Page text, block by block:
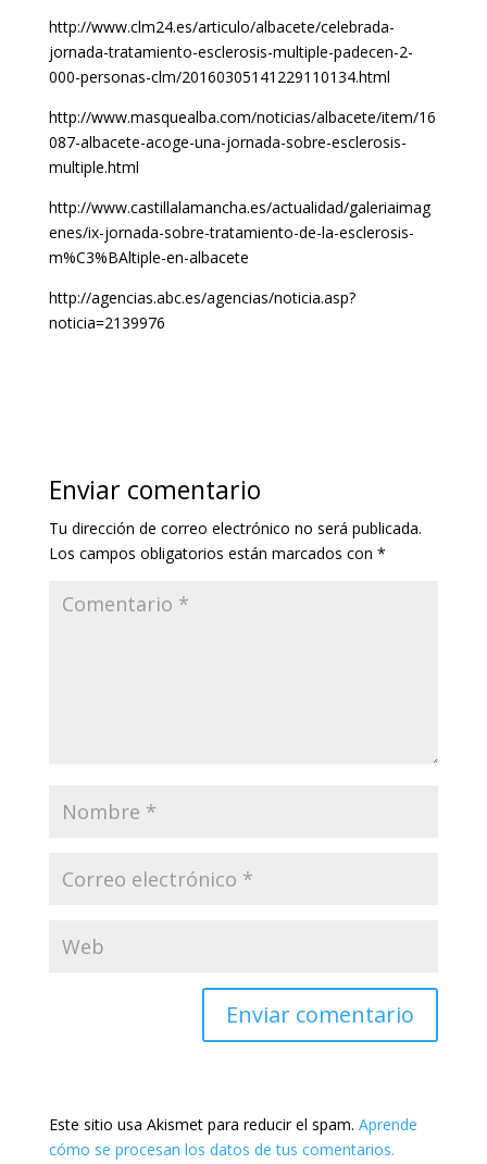
http://www.clm24.es/articulo/albacete/celebrada-
jornada-tratamiento-esclerosis-multiple-padecen-2-
000-personas-clm/20160305141229110134.html
http://www.masquealba.com/noticias/albacete/item/16
087-albacete-acoge-una-jornada-sobre-esclerosis-
multiple.html
http://www.castillalamancha.es/actualidad/galeriaimag
enes/ix-jornada-sobre-tratamiento-de-la-esclerosis-
m%C3%BAltiple-en-albacete
http://agencias.abc.es/agencias/noticia.asp?
noticia=2139976
Enviar comentario
Tu dirección de correo electrónico no será publicada.
Los campos obligatorios están marcados con *
Este sitio usa Akismet para reducir el spam. Aprende
cómo se procesan los datos de tus comentarios.